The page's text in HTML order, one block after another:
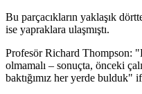
Bu parçacıkların yaklaşık
ise yapraklara ulaşmıştı.
Profesör Richard Thompson:
olmamalı – sonuçta, önceki
baktığımız her yerde bulduk"